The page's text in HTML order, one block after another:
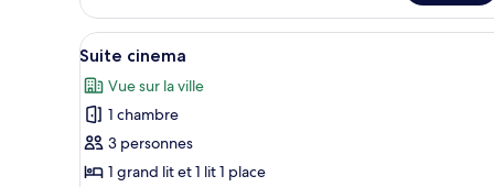
le
type
de
Suite
Premiere
Afficher
toutes
les
photos
pour
ce
Une chambre d’hôtel avec
16
Suite cinema
Vue sur la ville
1 chambre
3 personnes
1 grand lit et 1 lit 1 place